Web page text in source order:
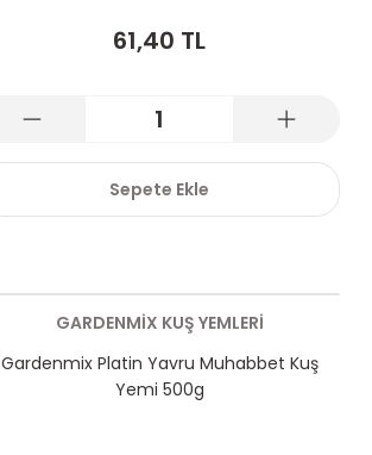
61,40 TL
Sepete Ekle
GARDENMİX KUŞ YEMLERİ
Gardenmix Platin Yavru Muhabbet Kuş
Yemi 500g